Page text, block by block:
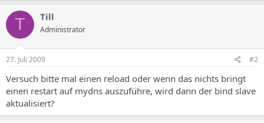
T Till
Administrator
27. Juli 2009 #2
Versuch bitte mal einen reload oder wenn das nichts bringt
einen restart auf mydns auszuführe, wird dann der bind slave
aktualisiert?